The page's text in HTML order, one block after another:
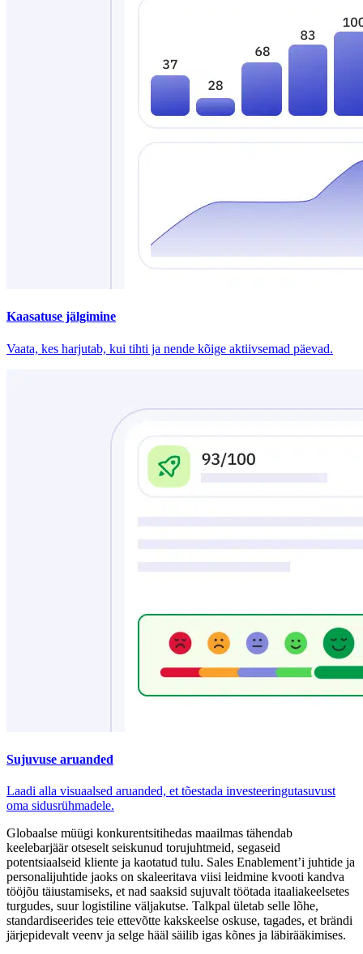
Kaasatuse jälgimine
Vaata, kes harjutab, kui tihti ja nende kõige aktiivsemad päevad.
Sujuvuse aruanded
Laadi alla visuaalsed aruanded, et tõestada investeeringutasuvust
oma sidusrühmadele.
Globaalse müügi konkurentsitihedas maailmas tähendab
keelebarjäär otseselt seiskunud torujuhtmeid, segaseid
potentsiaalseid kliente ja kaotatud tulu. Sales Enablement’i juhtide ja
personalijuhtide jaoks on skaleeritava viisi leidmine kvooti kandva
tööjõu täiustamiseks, et nad saaksid sujuvalt töötada itaaliakeelsetes
turgudes, suur logistiline väljakutse. Talkpal ületab selle lõhe,
standardiseerides teie ettevõtte kakskeelse oskuse, tagades, et brändi
järjepidevalt veenv ja selge hääl säilib igas kõnes ja läbirääkimises.